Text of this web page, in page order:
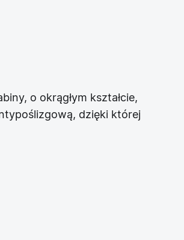
o okrągłym kształcie,
dzięki której